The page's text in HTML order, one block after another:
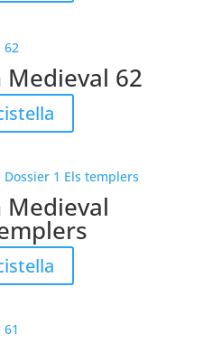
Medieval 62
Medieval